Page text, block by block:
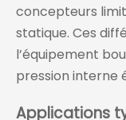
concepteurs
statique. Ces
l’équipement
pression interne
Applications